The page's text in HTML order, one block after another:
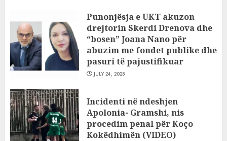
Punonjësja e UKT akuzon
drejtorin Skerdi Drenova dhe
“bosen” Joana Nano për
abuzim me fondet publike dhe
pasuri të pajustifikuar
JULY 24, 2025
Incidenti në ndeshjen
Apolonia- Gramshi, nis
procedim penal për Koço
Kokëdhimën (VIDEO)